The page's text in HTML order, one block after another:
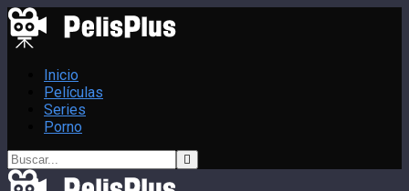
Inicio
Películas
Series
Porno